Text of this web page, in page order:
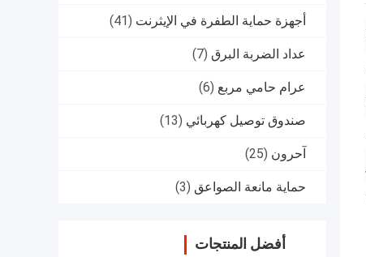
أجهزة حماية الطفرة في الإيثرنت (41)
عداد الضربة البرق (7)
عرام حامي مربع (6)
صندوق توصيل كهربائي (13)
آحرون (25)
حماية مانعة الصواعق (3)
أفضل المنتجات